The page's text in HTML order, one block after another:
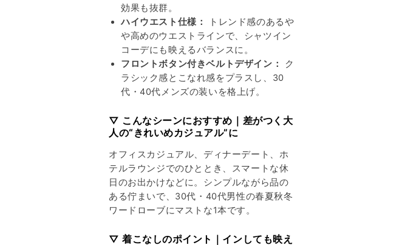
ス
の
数
量
を
減
ら
の
数
量
を
増
や
効果も抜群。
ハイウエスト仕様：
トレンド感のあるや
や高めのウエストラインで、シャツイン
コーデにも映えるバランスに。
フロントボタン付きベルトデザイン：
ク
ラシック感とこなれ感をプラスし、30
代・40代メンズの装いを格上げ。
▽ こんなシーンにおすすめ｜差がつく大
人の“きれいめカジュアル”に
オフィスカジュアル、ディナーデート、ホ
テルラウンジでのひととき、スマートな休
日のお出かけなどに。シンプルながら品の
ある佇まいで、30代・40代男性の春夏秋冬
ワードローブにマストな1本です。
▽ 着こなしのポイント｜インしても映え